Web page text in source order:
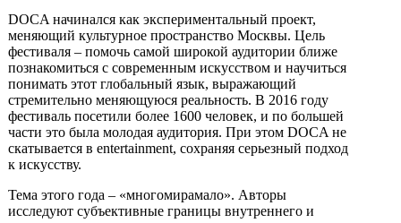
DOCA начинался как экспериментальный проект,
меняющий культурное пространство Москвы. Цель
фестиваля – помочь самой широкой аудитории ближе
познакомиться с современным искусством и научиться
понимать этот глобальный язык, выражающий
стремительно меняющуюся реальность. В 2016 году
фестиваль посетили более 1600 человек, и по большей
части это была молодая аудитория. При этом DOCA не
скатывается в entertainment, сохраняя серьезный подход
к искусству.
Тема этого года – «многомирамало». Авторы
исследуют субъективные границы внутреннего и